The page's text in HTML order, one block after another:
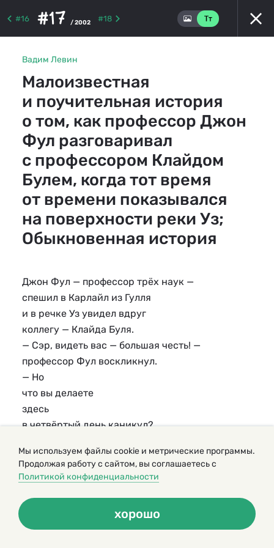
#16 #17 / 2002 #18
Вадим Левин
Малоизвестная
и поучительная история
о том, как профессор Джон
Фул разговаривал
с профессором Клайдом
Булем, когда тот время
от времени показывался
на поверхности реки Уз;
Обыкновенная история
Джон Фул — профессор трёх наук —
спешил в Карлайл из Гулля
и в речке Уз увидел вдруг
коллегу — Клайда Буля.
— Сэр, видеть вас — большая честь! —
профессор Фул воскликнул.
— Но
что вы делаете
здесь
в четвёртый день каникул?
Буль отвечал:
— Сэр Джон,
тону.
Мы используем файлы cookie и метрические программы.
Продолжая работу с сайтом, вы соглашаетесь с
Политикой конфиденциальности
хорошо